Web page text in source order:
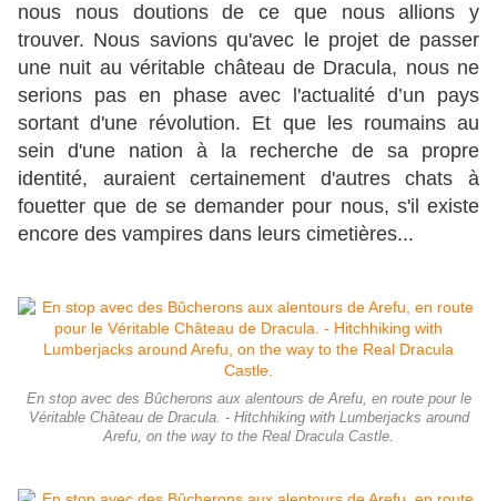
nous nous doutions de ce que nous allions y
trouver. Nous savions qu'avec le projet de passer
une nuit au véritable château de Dracula, nous ne
serions pas en phase avec l'actualité d’un pays
sortant d'une révolution. Et que les roumains au
sein d'une nation à la recherche de sa propre
identité, auraient certainement d'autres chats à
fouetter que de se demander pour nous, s'il existe
encore des vampires dans leurs cimetières...
En stop avec des Bûcherons aux alentours de Arefu, en route pour le
Véritable Château de Dracula. - Hitchhiking with Lumberjacks around
Arefu, on the way to the Real Dracula Castle.